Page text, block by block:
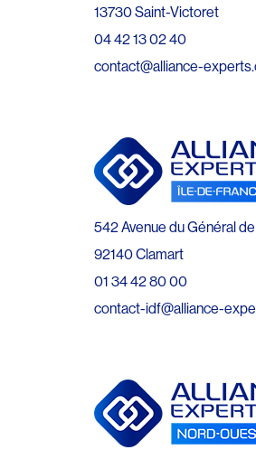
13730 Saint-Victoret
04 42 13 02 40
contact@alliance-
542 Avenue du Général
92140 Clamart
01 34 42 80 00
contact-idf@alliance-